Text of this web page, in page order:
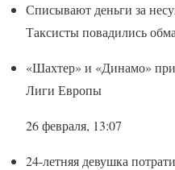
Списывают деньги за
Таксисты повадились
«Шахтер» и «Динамо»
Лиги Европы
26 февраля, 13:07
24-летняя девушка